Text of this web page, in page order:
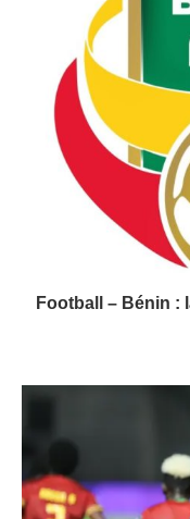
Football – Bénin :